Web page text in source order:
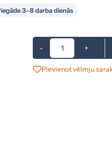
3–8 darba dienās
- +
Pievienot vēlmju